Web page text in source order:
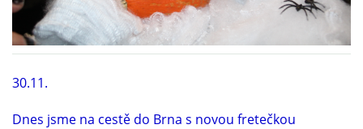
DFD - DOMOV FRETČÍCH DŮCHODCŮ
PODMÍNKY PŘEVZETÍ FRETKY.
30.11.
Dnes jsme na cestě do Brna s novou fretečkou